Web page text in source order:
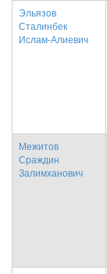
Эльязов
Сталинбек
Ислам-Алиевич
Межитов
Сраждин
Залимханович